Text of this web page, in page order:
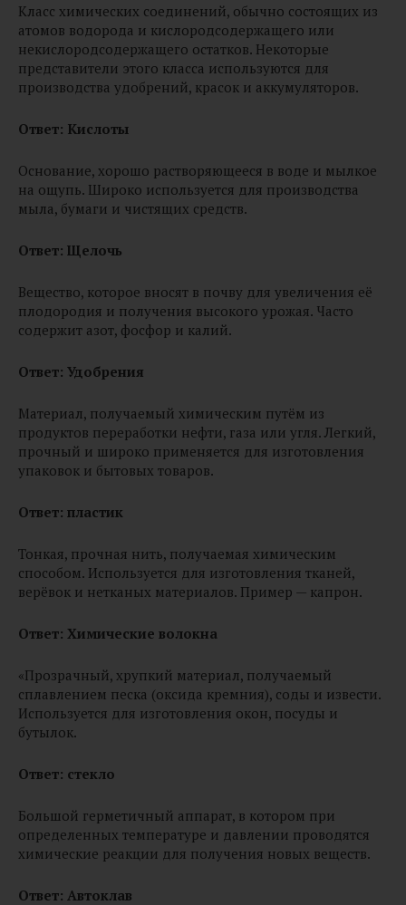
Класс химических соединений, обычно состоящих из
атомов водорода и кислородсодержащего или
некислородсодержащего остатков. Некоторые
представители этого класса используются для
производства удобрений, красок и аккумуляторов.
Ответ: Кислоты
Основание, хорошо растворяющееся в воде и мылкое
на ощупь. Широко используется для производства
мыла, бумаги и чистящих средств.
Ответ: Щелочь
Вещество, которое вносят в почву для увеличения её
плодородия и получения высокого урожая. Часто
содержит азот, фосфор и калий.
Ответ: Удобрения
Материал, получаемый химическим путём из
продуктов переработки нефти, газа или угля. Легкий,
прочный и широко применяется для изготовления
упаковок и бытовых товаров.
Ответ: пластик
Тонкая, прочная нить, получаемая химическим
способом. Используется для изготовления тканей,
верёвок и нетканых материалов. Пример — капрон.
Ответ: Химические волокна
«Прозрачный, хрупкий материал, получаемый
сплавлением песка (оксида кремния), соды и извести.
Используется для изготовления окон, посуды и
бутылок.
Ответ: стекло
Большой герметичный аппарат, в котором при
определенных температуре и давлении проводятся
химические реакции для получения новых веществ.
Ответ: Автоклав